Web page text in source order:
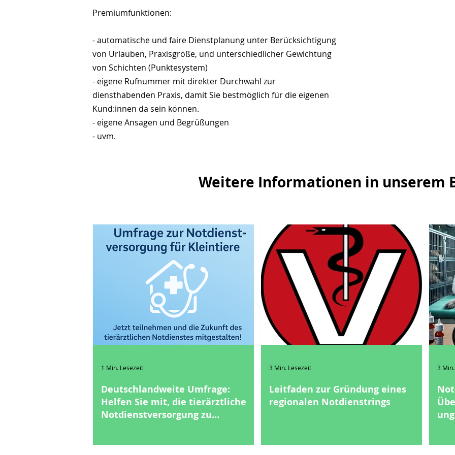
Premiumfunktionen:
- automatische und faire Dienstplanung unter Berücksichtigung
von Urlauben, Praxisgröße, und unterschiedlicher Gewichtung
von Schichten (Punktesystem)
- eigene Rufnummer mit direkter Durchwahl zur
diensthabenden Praxis, damit Sie bestmöglich für die eigenen
Kund:innen da sein können.
- eigene Ansagen und Begrüßungen
- uvm.
Weitere Informationen in unserem
Deutschlandweite Umfrage:
Helfen Sie mit, die tierärztliche
Notdienstversorgung zu
1 Min. Lesezeit
Leitfaden zur Gründung eines
regionalen Notdienstrings
3 Min. Lesezeit 3